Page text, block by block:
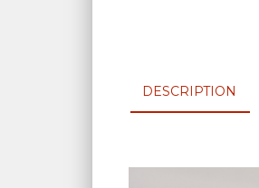
DESCRIPTION